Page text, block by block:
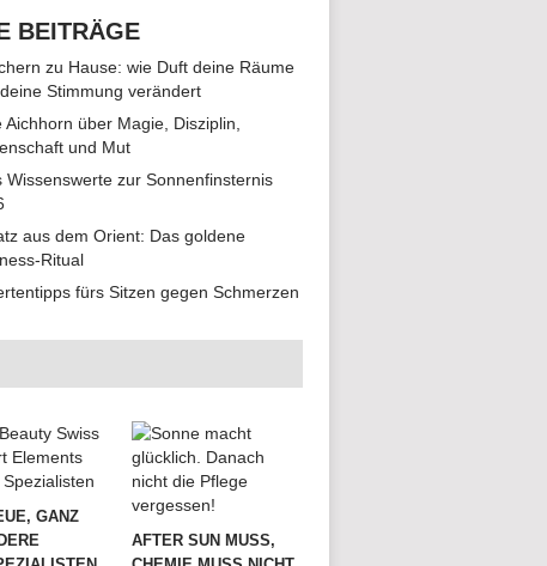
BEITRÄGE
zu Hause: wie Duft deine Räume
Stimmung verändert
Aichhorn über Magie, Disziplin,
und Mut
Wissenswerte zur Sonnenfinsternis
aus dem Orient: Das goldene
Ritual
fürs Sitzen gegen Schmerzen
GANZ
AFTER SUN MUSS,